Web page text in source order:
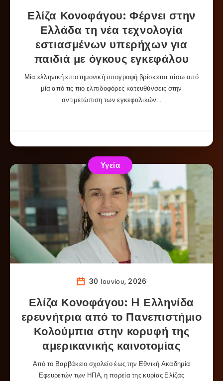
Ελίζα Κονοφάγου: Φέρνει στην
Ελλάδα τη νέα τεχνολογία
εστιασμένων υπερήχων για
παιδιά με όγκους εγκεφάλου
Μία ελληνική επιστημονική υπογραφή βρίσκεται πίσω από
μία από τις πιο ελπιδοφόρες κατευθύνσεις στην
αντιμετώπιση των εγκεφαλικών…
Υγεία
30 Ιουνίου, 2026
Ελίζα Κονοφάγου: H Ελληνίδα
ερευνήτρια από το Πανεπιστήμιο
Κολούμπια στην κορυφή της
αμερικανικής καινοτομίας
Από το Βαρβάκειο σχολείο έως την Εθνική Ακαδημία
Εφευρετών των ΗΠΑ, η πορεία της κυρίας Ελίζας